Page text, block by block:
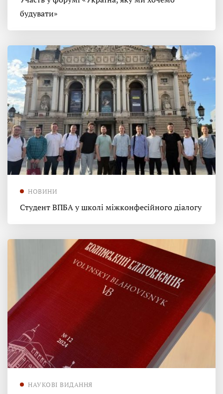
будувати»
НОВИНИ
Студент ВПБА у школі міжконфесійного діалогу
НАУКОВІ ВИДАННЯ